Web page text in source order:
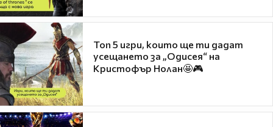
Топ 5 игри, които ще ти дадат
усещането за „Одисея“ на
Кристофър Нолан🤩🎮